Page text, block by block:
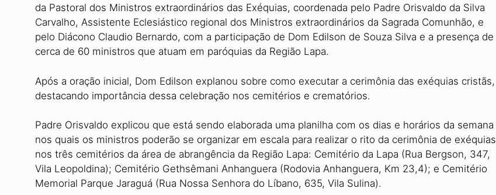
da Pastoral dos Ministros extraordiná­rios das Exéquias, coordenada pelo Padre Orisvaldo da Silva
Carvalho, Assistente Eclesiástico regional dos Ministros extraordinários da Sagrada Comunhão, e
pelo Diácono Claudio Bernardo, com a participação de Dom Edilson de Souza Silva e a presença de
cerca de 60 ministros que atuam em paróquias da Região Lapa.
Após a oração inicial, Dom Edilson explanou sobre como executar a ceri­mônia das exéquias cristãs,
destacan­do importância dessa celebração nos cemitérios e crematórios.
Padre Orisvaldo explicou que está sendo elaborada uma planilha com os dias e horários da semana
nos quais os ministros poderão se organizar em escala para realizar o rito da ce­rimônia de exéquias
nos três cemité­rios da área de abrangência da Região Lapa: Cemitério da Lapa (Rua Berg­son, 347,
Vila Leopoldina); Cemitério Gethsêmani Anhanguera (Rodovia Anhanguera, Km 23,4); e Cemitério
Memorial Parque Jaraguá (Rua Nossa Senhora do Líbano, 635, Vila Sulina).